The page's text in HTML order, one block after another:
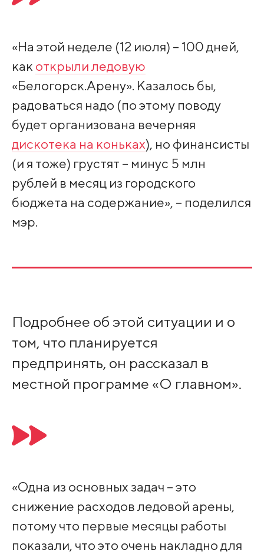
«На этой неделе (12 июля) – 100 дней,
как открыли ледовую
«Белогорск.Арену». Казалось бы,
радоваться надо (по этому поводу
будет организована вечерняя
дискотека на коньках), но финансисты
(и я тоже) грустят – минус 5 млн
рублей в месяц из городского
бюджета на содержание», – поделился
мэр.
Подробнее об этой ситуации и о
том, что планируется
предпринять, он рассказал в
местной программе «О главном».
«Одна из основных задач – это
снижение расходов ледовой арены,
потому что первые месяцы работы
показали, что это очень накладно для